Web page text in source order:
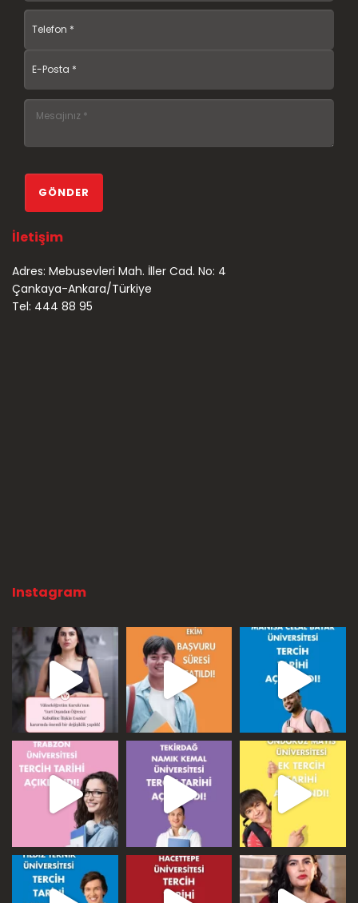
İletişim
Adres: Mebusevleri Mah. İller Cad. No: 4
Çankaya-Ankara/Türkiye
Tel: 444 88 95
Instagram